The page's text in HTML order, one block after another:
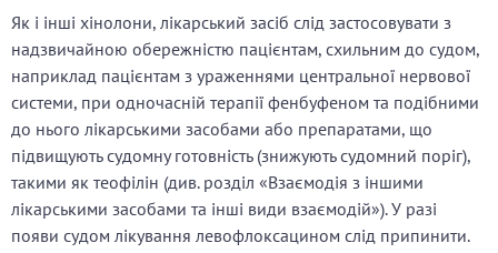
Як і інші хінолони, лікарський засіб слід застосовувати з
надзвичайною обережністю пацієнтам, схильним до судом,
наприклад пацієнтам з ураженнями центральної нервової
системи, при одночасній терапії фенбуфеном та подібними
до нього лікарськими засобами або препаратами, що
підвищують судомну готовність (знижують судомний поріг),
такими як теофілін (див. розділ «Взаємодія з іншими
лікарськими засобами та інші види взаємодій»). У разі
появи судом лікування левофлоксацином слід припинити.